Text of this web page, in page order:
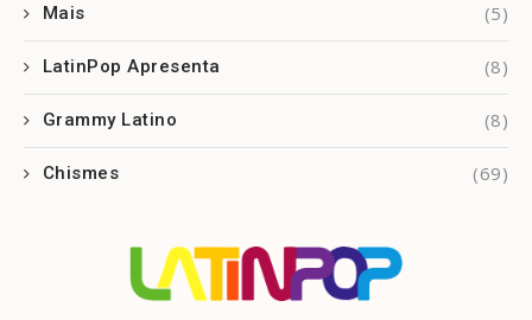
Mais (5)
LatinPop Apresenta (8)
Grammy Latino (8)
Chismes (69)